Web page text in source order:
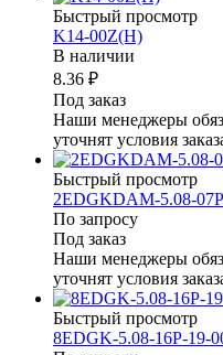
Быстрый просмотр
K14-00Z(H)
В наличии
8.36 ₽
Под заказ
Наши менеджеры
уточнят условия
Быстрый просмотр
2EDGKDAM-5.08-
По запросу
Под заказ
Наши менеджеры
уточнят условия
Быстрый просмотр
8EDGK-5.08-16P-19-